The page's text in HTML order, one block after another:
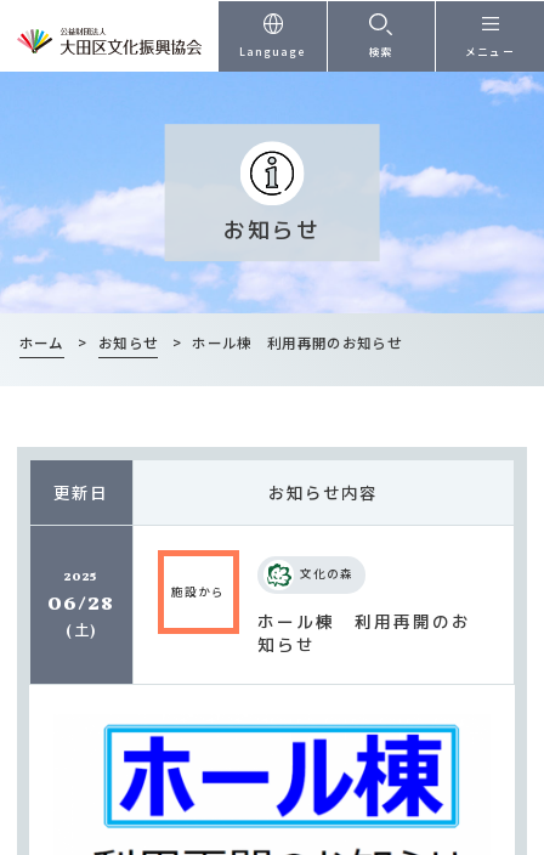
本文へ
Language 検索 メニュー
お知らせ
ホーム > お知らせ > ホール棟 利用再開のお知らせ
更新日 お知らせ内容
2025
06/28
( 土)
施設から
文化の森
ホール棟 利用再開のお
知らせ